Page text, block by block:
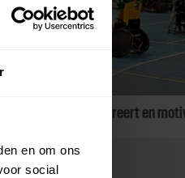
en om ons
social
“Samen sporten inspireert en